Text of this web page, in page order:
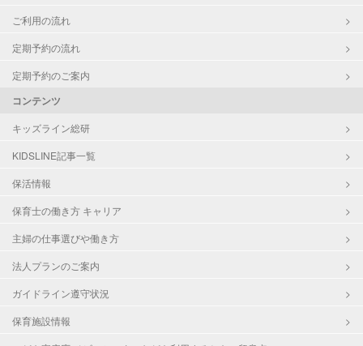
ご利用の流れ
定期予約の流れ
定期予約のご案内
コンテンツ
キッズライン総研
KIDSLINE記事一覧
保活情報
保育士の働き方 キャリア
主婦の仕事選びや働き方
法人プランのご案内
ガイドライン遵守状況
保育施設情報